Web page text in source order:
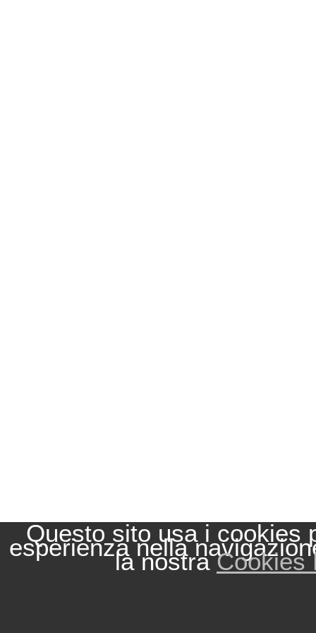
Questo sito usa i cookies
esperienza nella
la nostraCookies